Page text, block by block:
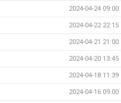
2024-04-24 09:00
2024-04-22 22:15
2024-04-21 21:00
2024-04-20 13:45
2024-04-18 11:39
2024-04-16 09:00